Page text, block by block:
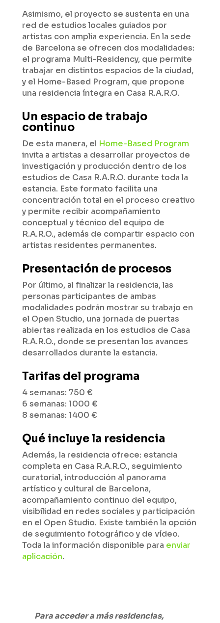
Asimismo, el proyecto se sustenta en una
red de estudios locales guiados por
artistas con amplia experiencia. En la sede
de Barcelona se ofrecen dos modalidades:
el programa Multi-Residency, que permite
trabajar en distintos espacios de la ciudad,
y el Home-Based Program, que propone
una residencia íntegra en Casa R.A.R.O.
Un espacio de trabajo
continuo
De esta manera, el Home-Based Program
invita a artistas a desarrollar proyectos de
investigación y producción dentro de los
estudios de Casa R.A.R.O. durante toda la
estancia. Este formato facilita una
concentración total en el proceso creativo
y permite recibir acompañamiento
conceptual y técnico del equipo de
R.A.R.O., además de compartir espacio con
artistas residentes permanentes.
Presentación de procesos
Por último, al finalizar la residencia, las
personas participantes de ambas
modalidades podrán mostrar su trabajo en
el Open Studio, una jornada de puertas
abiertas realizada en los estudios de Casa
R.A.R.O., donde se presentan los avances
desarrollados durante la estancia.
Tarifas del programa
4 semanas: 750 €
6 semanas: 1000 €
8 semanas: 1400 €
Qué incluye la residencia
Además, la residencia ofrece: estancia
completa en Casa R.A.R.O., seguimiento
curatorial, introducción al panorama
artístico y cultural de Barcelona,
acompañamiento continuo del equipo,
visibilidad en redes sociales y participación
en el Open Studio. Existe también la opción
de seguimiento fotográfico y de vídeo.
Toda la información disponible para enviar
aplicación.
Para acceder a más residencias,